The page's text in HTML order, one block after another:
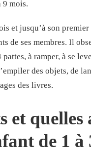
9 mois.
et jusqu’à son
de ses membres. Il
pattes, à ramper, à se
des objets, de
des livres.
et
de 1 à